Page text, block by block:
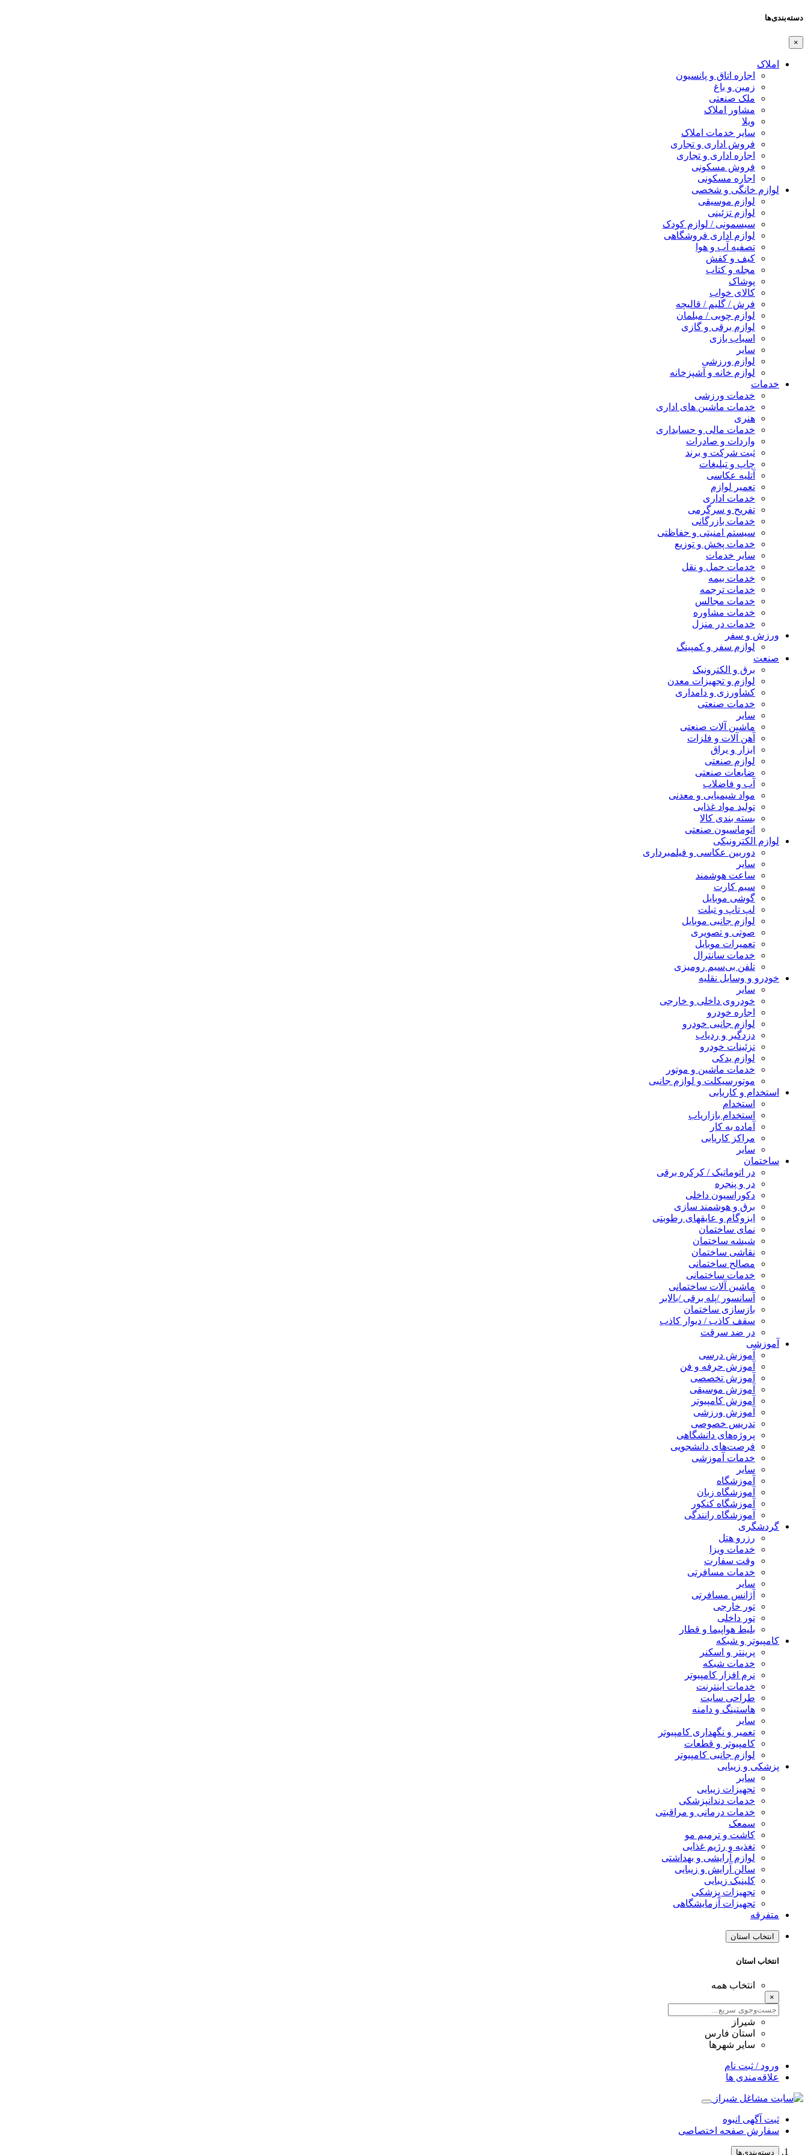
دسته‌بندی‌ها
×
املاک
اجاره اتاق و پانسیون
زمین و باغ
ملک صنعتی
مشاور املاک
ویلا
سایر خدمات املاک
فروش اداری و تجاری
اجاره اداری و تجاری
فروش مسکونی
اجاره مسکونی
لوازم خانگی و شخصی
لوازم موسیقی
لوازم تزئینی
سیسمونی / لوازم کودک
لوازم اداری فروشگاهی
تصفیه آب و هوا
کیف و کفش
مجله و کتاب
پوشاک
کالای خواب
فرش / گلیم / قالیچه
لوازم چوبی / مبلمان
لوازم برقی و گازی
اسباب بازی
سایر
لوازم ورزشی
لوازم خانه و آشپزخانه
خدمات
خدمات ورزشی
خدمات ماشین های اداری
هنری
خدمات مالی و حسابداری
واردات و صادرات
ثبت شرکت و برند
چاپ و تبلیغات
آتلیه عکاسی
تعمیر لوازم
خدمات اداری
تفریح و سرگرمی
خدمات بازرگانی
سیستم امنیتی و حفاظتی
خدمات پخش و توزیع
سایر خدمات
خدمات حمل و نقل
خدمات بیمه
خدمات ترجمه
خدمات مجالس
خدمات مشاوره
خدمات در منزل
ورزش و سفر
لوازم سفر و کمپینگ
صنعت
برق و الکترونیک
لوازم و تجهیزات معدن
کشاورزی و دامداری
خدمات صنعتی
سایر
ماشین آلات صنعتی
آهن آلات و فلزات
ابزار و یراق
لوازم صنعتی
ضایعات صنعتی
آب و فاضلاب
مواد شیمیایی و معدنی
تولید مواد غذایی
بسته بندی کالا
اتوماسیون صنعتی
لوازم الکترونیکی
دوربین عکاسی و فیلمبرداری
سایر
ساعت هوشمند
سیم کارت
گوشی موبایل
لپ تاپ و تبلت
لوازم جانبی موبایل
صوتی و تصویری
تعمیرات موبایل
خدمات سانترال
تلفن بی‌سیم رومیزی
خودرو و وسایل نقلیه
سایر
خودروی داخلی و خارجی
اجاره خودرو
لوازم جانبی خودرو
دزدگیر و ردیاب
تزئینات خودرو
لوازم یدکی
خدمات ماشین و موتور
موتورسیکلت و لوازم جانبی
استخدام و کاریابی
استخدام
استخدام بازاریاب
آماده به کار
مراکز کاریابی
سایر
ساختمان
در اتوماتیک / کرکره برقی
در و پنجره
دکوراسیون داخلی
برق و هوشمند سازی
ایزوگام و عایقهای رطوبتی
نمای ساختمان
شیشه ساختمان
نقاشی ساختمان
مصالح ساختمانی
خدمات ساختمانی
ماشین آلات ساختمانی
آسانسور /پله برقی /بالابر
بازسازی ساختمان
سقف کاذب / دیوار کاذب
در ضد سرقت
آموزشی
آموزش درسی
آموزش حرفه و فن
آموزش تخصصی
آموزش موسیقی
آموزش کامپیوتر
آموزش ورزشی
تدریس خصوصی
پروژه‌های دانشگاهی
فرصت‌های دانشجویی
خدمات آموزشی
سایر
آموزشگاه
آموزشگاه زبان
آموزشگاه کنکور
آموزشگاه رانندگی
گردشگری
رزرو هتل
خدمات ویزا
وقت سفارت
خدمات مسافرتی
سایر
آژانس مسافرتی
تور خارجی
تور داخلی
بلیط هواپیما و قطار
کامپیوتر و شبکه
پرینتر و اسکنر
خدمات شبکه
نرم افزار کامپیوتر
خدمات اینترنت
طراحی سایت
هاستینگ و دامنه
سایر
تعمیر و نگهداری کامپیوتر
کامپیوتر و قطعات
لوازم جانبی کامپیوتر
پزشکی و زیبایی
سایر
تجهیزات زیبایی
خدمات دندانپزشکی
خدمات درمانی و مراقبتی
سمعک
کاشت و ترمیم مو
تغذیه و رژیم غذایی
لوازم آرایشی و بهداشتی
سالن آرایش و زیبایی
کلینیک زیبایی
تجهیزات پزشکی
تجهیزات آزمایشگاهی
متفرقه
انتخاب استان
انتخاب استان
انتخاب همه
×
شیراز
استان فارس
سایر شهرها
ورود / ثبت نام
علاقه‌مندی ها
ثبت آگهی انبوه
سفارش صفحه اختصاصی
دسته‌بندی‌ها